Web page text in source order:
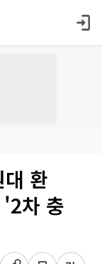
환
차 충